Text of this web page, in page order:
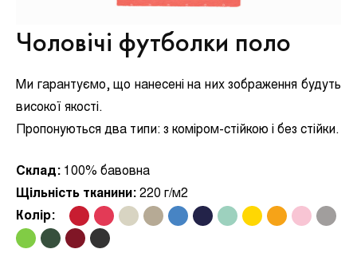
Чоловічі футболки поло
Ми гарантуємо, що нанесені на них зображення будуть
високої якості.
Пропонуються два типи: з коміром-стійкою і без стійки.
Склад: 100% бавовна
Щільність тканини: 220 г/м2
Колір: